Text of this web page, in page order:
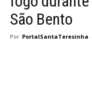
São Bento
Por PortalSantaTeresinha